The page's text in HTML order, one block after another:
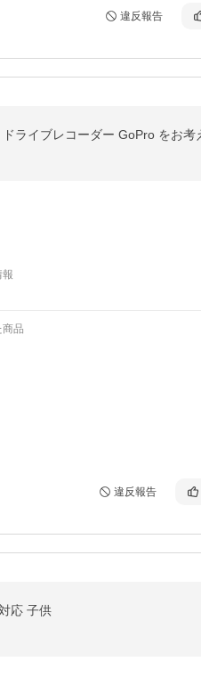
違反報告
報
品
違反報告
応 子供